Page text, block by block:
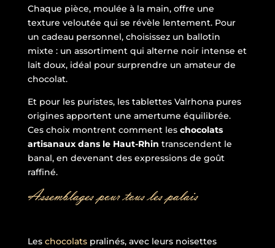
Chaque pièce, moulée à la main, offre une
texture veloutée qui se révèle lentement. Pour
un cadeau personnel, choisissez un ballotin
mixte : un assortiment qui alterne noir intense et
lait doux, idéal pour surprendre un amateur de
chocolat.
Et pour les puristes, les tablettes Valrhona pures
origines apportent une amertume équilibrée.
Ces choix montrent comment les chocolats
artisanaux dans le Haut-Rhin transcendent le
banal, en devenant des expressions de goût
raffiné.
Assemblages pour tous les palais
Les chocolatspralinés, avec leurs noisettes